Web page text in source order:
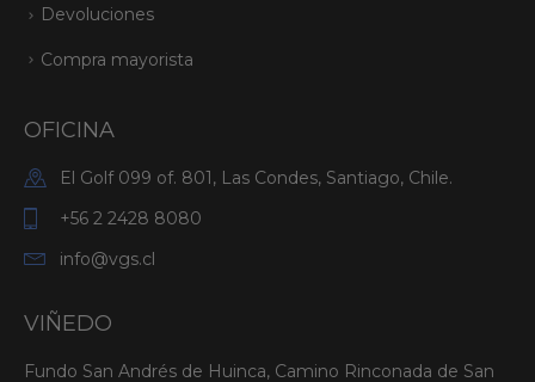
Devoluciones
Compra mayorista
OFICINA
El Golf 099 of. 801, Las Condes, Santiago, Chile.
+56 2 2428 8080
info@vgs.cl
VIÑEDO
Fundo San Andrés de Huinca, Camino Rinconada de San